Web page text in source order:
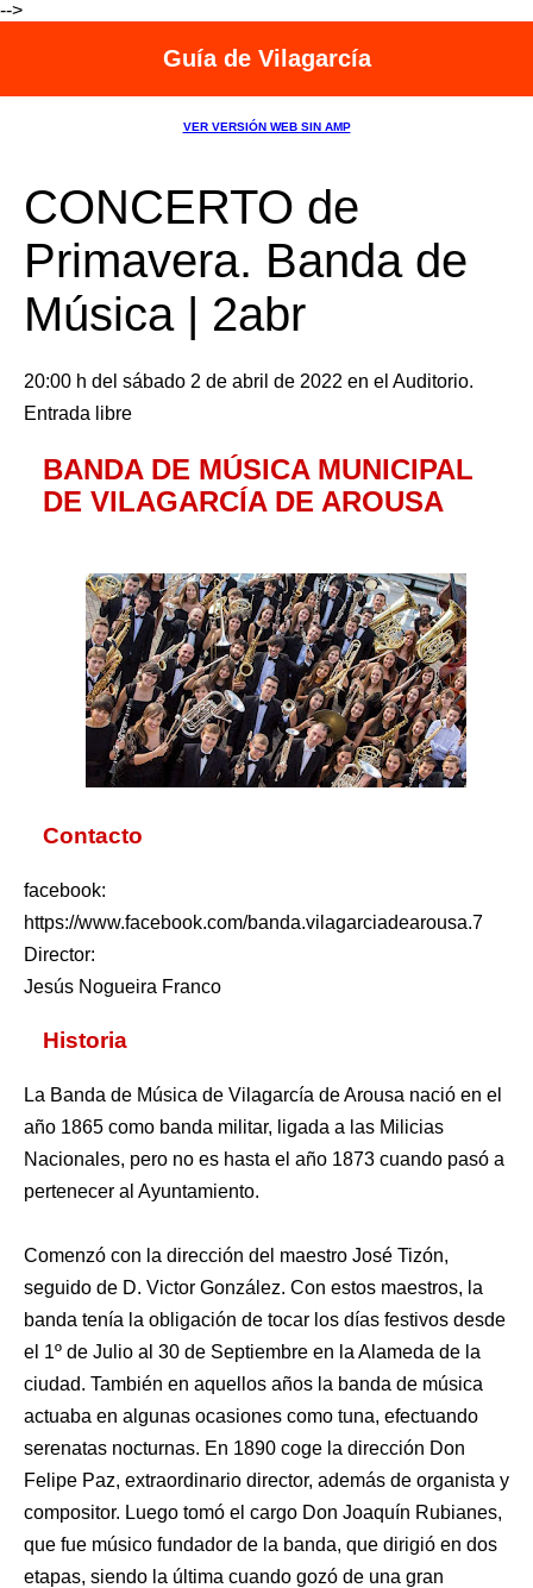
-->
Guía de Vilagarcía
VER VERSIÓN WEB SIN AMP
CONCERTO de
Primavera. Banda de
Música | 2abr
20:00 h del sábado 2 de abril de 2022 en el Auditorio.
Entrada libre
BANDA DE MÚSICA MUNICIPAL
DE VILAGARCÍA DE AROUSA
Contacto
facebook:
https://www.facebook.com/banda.vilagarciadearousa.7
Director:
Jesús Nogueira Franco
Historia
La Banda de Música de Vilagarcía de Arousa nació en el
año 1865 como banda militar, ligada a las Milicias
Nacionales, pero no es hasta el año 1873 cuando pasó a
pertenecer al Ayuntamiento.
Comenzó con la dirección del maestro José Tizón,
seguido de D. Victor González. Con estos maestros, la
banda tenía la obligación de tocar los días festivos desde
el 1º de Julio al 30 de Septiembre en la Alameda de la
ciudad. También en aquellos años la banda de música
actuaba en algunas ocasiones como tuna, efectuando
serenatas nocturnas. En 1890 coge la dirección Don
Felipe Paz, extraordinario director, además de organista y
compositor. Luego tomó el cargo Don Joaquín Rubianes,
que fue músico fundador de la banda, que dirigió en dos
etapas, siendo la última cuando gozó de una gran